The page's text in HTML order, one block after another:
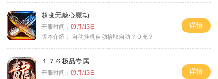
超变无赦心魔劫
开服时间： 09月/13日
版本介绍：
自动挂机自动拾取自动？０充？
详情
１７６极品专属
开服时间： 09月/13日
详情